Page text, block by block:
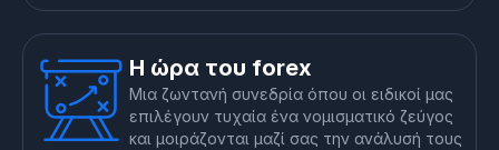
Η ώρα του forex
Μια ζωντανή συνεδρία όπου οι ειδικοί μας
επιλέγουν τυχαία ένα νομισματικό ζεύγος
και μοιράζονται μαζί σας την ανάλυσή τους